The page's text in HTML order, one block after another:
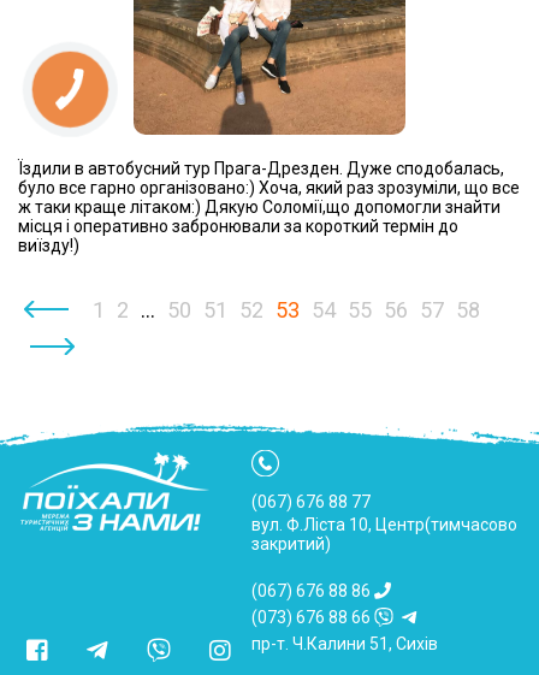
Їздили в автобусний тур Прага-Дрезден. Дуже сподобалась,
було все гарно організовано:) Хоча, який раз зрозуміли, що все
ж таки краще літаком:) Дякую Соломії,що допомогли знайти
місця і оперативно забронювали за короткий термін до
виїзду!)
1 2 ... 50 51 52 53 54 55 56 57 58
(067) 676 88 77
вул. Ф.Ліста 10, Центр(тимчасово
закритий)
(067) 676 88 86
(073) 676 88 66
пр-т. Ч.Калини 51, Сихів